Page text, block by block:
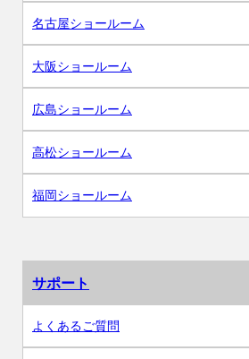
名古屋ショールーム
大阪ショールーム
広島ショールーム
高松ショールーム
福岡ショールーム
サポート
よくあるご質問